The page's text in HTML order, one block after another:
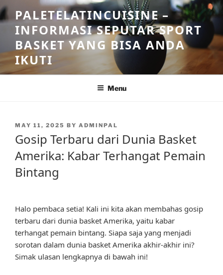
Skip
to
content
PALETELATINCUISINE –
INFORMASI SEPUTAR SPORT
BASKET YANG BISA ANDA
IKUTI
Menu
POSTED
MAY 11, 2025 BY ADMINPAL
Gosip Terbaru dari Dunia Basket
Amerika: Kabar Terhangat Pemain
Bintang
Halo pembaca setia! Kali ini kita akan membahas gosip
terbaru dari dunia basket Amerika, yaitu kabar
terhangat pemain bintang. Siapa saja yang menjadi
sorotan dalam dunia basket Amerika akhir-akhir ini?
Simak ulasan lengkapnya di bawah ini!